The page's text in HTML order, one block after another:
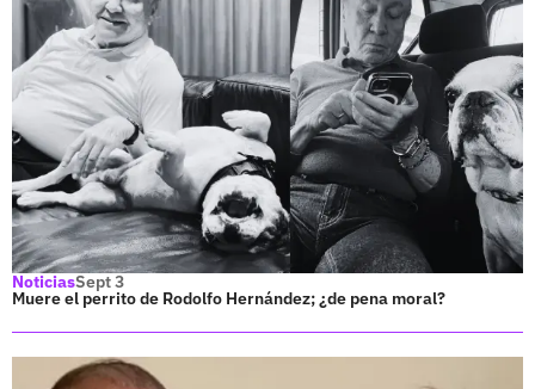
NoticiasSept 3
Muere el perrito de Rodolfo Hernández; ¿de pena moral?